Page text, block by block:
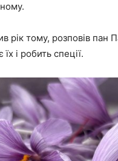
тому, розповів пан
і робить спеції.